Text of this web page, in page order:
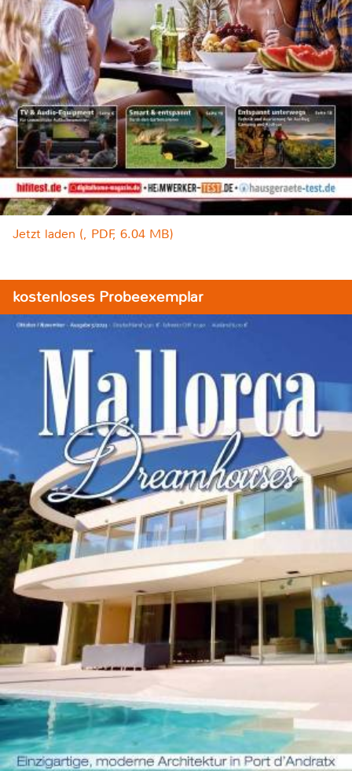
Jetzt laden (, PDF, 6.04 MB)
kostenloses Probeexemplar